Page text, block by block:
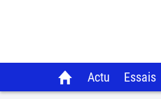
Actu Essais